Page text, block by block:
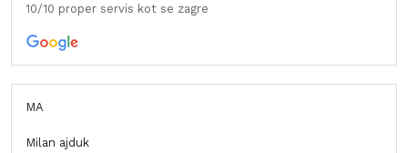
10/10 proper servis kot se zagre
MA
Milan ajduk